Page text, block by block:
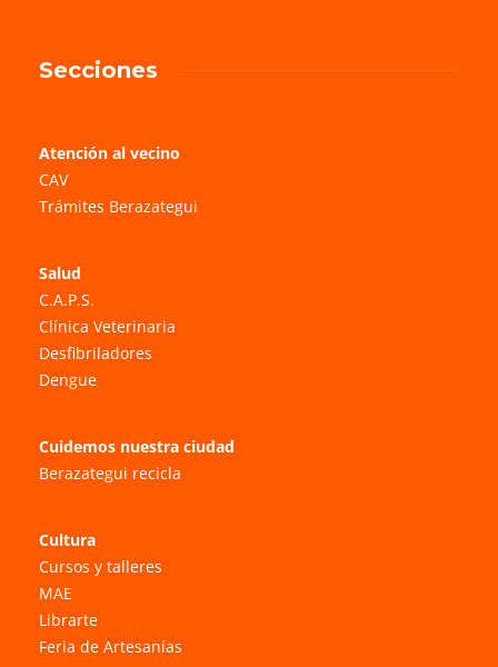
Secciones
Atención al vecino
CAV
Trámites Berazategui
Salud
C.A.P.S.
Clínica Veterinaria
Desfibriladores
Dengue
Cuidemos nuestra ciudad
Berazategui recicla
Cultura
Cursos y talleres
MAE
Librarte
Feria de Artesanías